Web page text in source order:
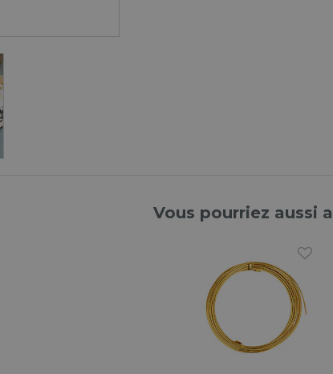
Vous pourriez aussi